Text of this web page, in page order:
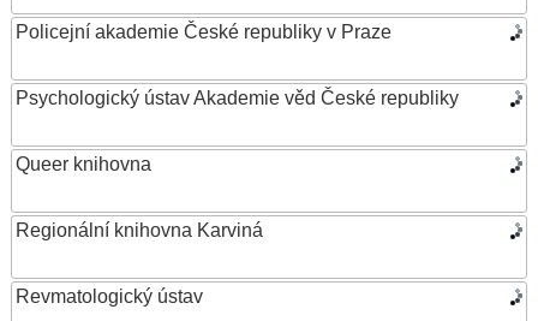
Policejní akademie České republiky v Praze
Psychologický ústav Akademie věd České republiky
Queer knihovna
Regionální knihovna Karviná
Revmatologický ústav